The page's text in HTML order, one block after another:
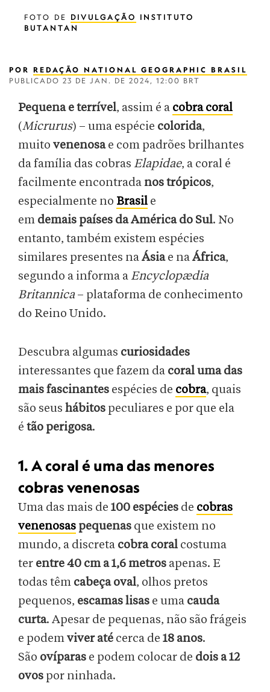
FOTO DE DIVULGAÇÃO
INSTITUTO
BUTANTAN
POR REDAÇÃO NATIONAL GEOGRAPHIC BRASIL
PUBLICADO 23 DE JAN. DE 2024, 12:00 BRT
Pequena e terrível, assim é a cobra coral
(Micrurus) – uma espécie colorida,
muito venenosae com padrões brilhantes
da família das cobras Elapidae, a coral é
facilmente encontrada nos trópicos,
especialmente no Brasil e
em demais países da América do Sul. No
entanto, também existem espécies
similares presentes naÁsiae naÁfrica,
segundo a informa aEncyclopædia
Britannica – plataforma de conhecimento
do Reino Unido.
Descubra algumas curiosidades
interessantes que fazem da coraluma das
mais fascinantes espécies de cobra, quais
são seus hábitos peculiares e por que ela
é tão perigosa.
1. A coral é uma das menores
cobras venenosas
Uma das mais de 100 espécies de cobras
venenosas pequenas que existem no
mundo, a discreta cobra coral costuma
ter entre 40 cm a 1,6 metros apenas. E
todas têm cabeça oval, olhos pretos
pequenos, escamas lisas e uma cauda
curta. Apesar de pequenas, não são frágeis
e podemviver até cerca de 18 anos.
São ovíparas e podem colocar de dois a 12
ovos por ninhada.